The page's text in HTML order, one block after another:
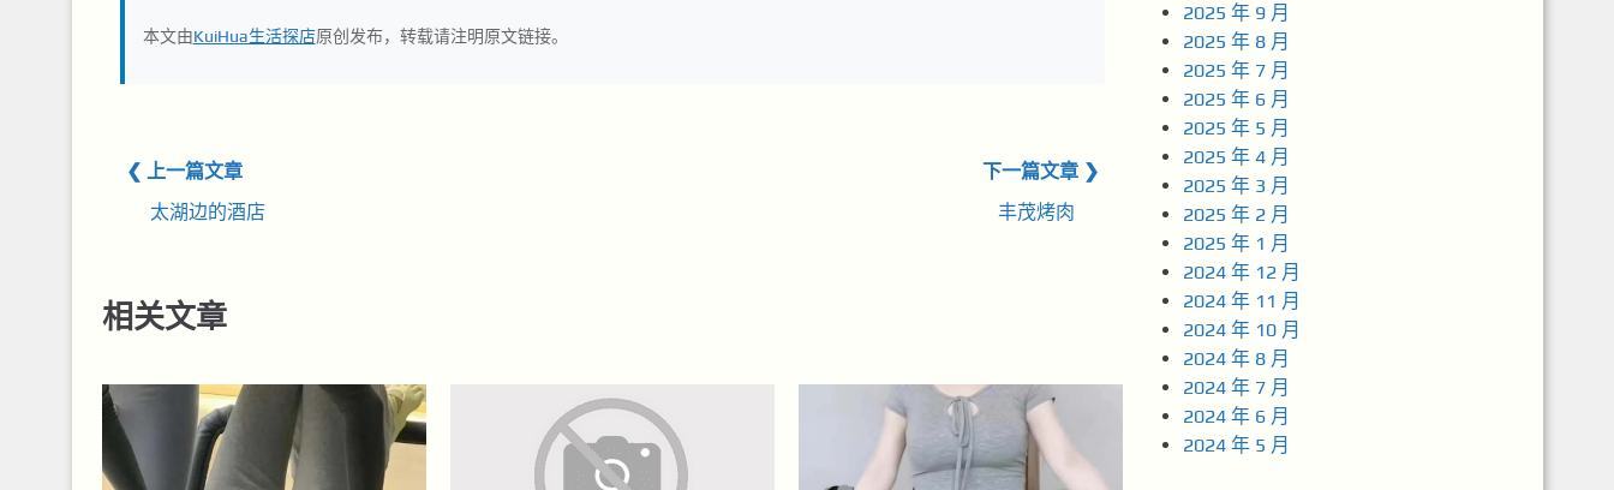
本文由KuiHua生活探店原创发布，转载请注明原文链接。
❮ 上一篇文章
太湖边的酒店
下一篇文章 ❯
丰茂烤肉
相关文章
2025 年 9 月
2025 年 8 月
2025 年 7 月
2025 年 6 月
2025 年 5 月
2025 年 4 月
2025 年 3 月
2025 年 2 月
2025 年 1 月
2024 年 12 月
2024 年 11 月
2024 年 10 月
2024 年 8 月
2024 年 7 月
2024 年 6 月
2024 年 5 月